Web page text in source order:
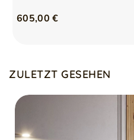
605,00 €
ZULETZT GESEHEN